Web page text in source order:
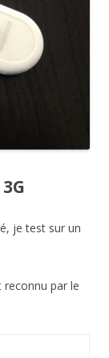
je test sur un
par le